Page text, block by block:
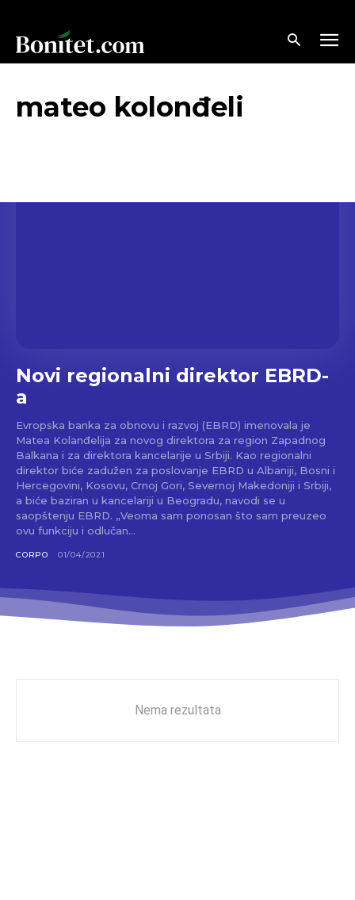
mateo kolonđeli
Novi regionalni direktor EBRD-
a
Evropska banka za obnovu i razvoj (EBRD) imenovala je
Matea Kolanđelija za novog direktora za region Zapadnog
Balkana i za direktora kancelarije u Srbiji. Kao regionalni
direktor biće zadužen za poslovanje EBRD u Albaniji, Bosni i
Hercegovini, Kosovu, Crnoj Gori, Severnoj Makedoniji i Srbiji,
a biće baziran u kancelariji u Beogradu, navodi se u
saopštenju EBRD. „Veoma sam ponosan što sam preuzeo
ovu funkciju i odlučan...
CORPO 01/04/2021
Nema rezultata